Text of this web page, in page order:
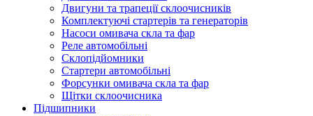
Двигуни та трапеції склоочисників
Комплектуючі стартерів та генераторів
Насоси омивача скла та фар
Реле автомобільні
Склопідйомники
Стартери автомобільні
Форсунки омивача скла та фар
Щітки склоочисника
Підшипники